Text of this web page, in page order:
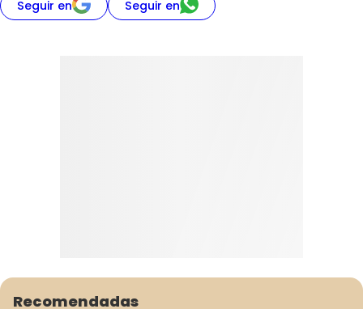
Seguir en Seguir en
Recomendadas